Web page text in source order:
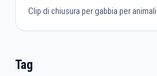
Clip di chiusura per gabbia per animali
Tag